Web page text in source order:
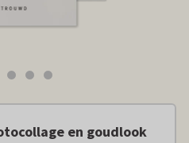
en goudlook